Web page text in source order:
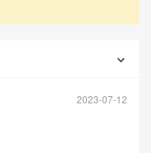
2023-07-12